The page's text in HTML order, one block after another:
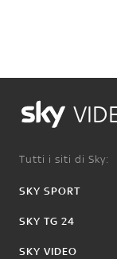
Tutti i siti di Sky:
SKY SPORT
SKY TG 24
SKY VIDEO